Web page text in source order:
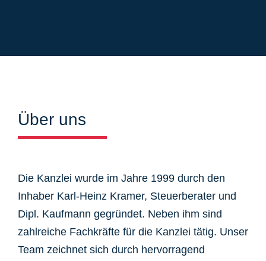
Über uns
Die Kanzlei wurde im Jahre 1999 durch den
Inhaber Karl-Heinz Kramer, Steuerberater und
Dipl. Kaufmann gegründet. Neben ihm sind
zahlreiche Fachkräfte für die Kanzlei tätig. Unser
Team zeichnet sich durch hervorragend